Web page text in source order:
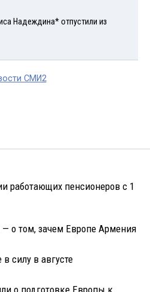
Надеждина* отпустили из
СМИ2
работающих пенсионеров с 1
о том, зачем Европе Армения
силу в августе